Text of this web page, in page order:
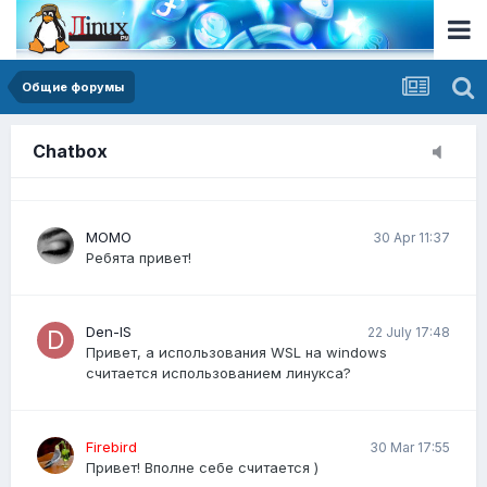
Общие форумы
Chatbox
я не спамил у вас ничего на форуме, можете
пожалуйста сделать возможность размещения
публикации?
автоматизации задач?
MOMO 30 Apr 11:37
Ребята привет!
Den-IS 22 July 17:48
Привет, а использования WSL на windows
считается использованием линукса?
Firebird 30 Mar 17:55
Привет! Вполне себе считается )